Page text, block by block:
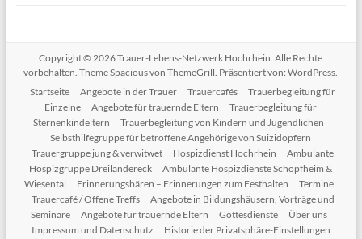
Copyright © 2026Trauer-Lebens-Netzwerk Hochrhein. Alle Rechte
vorbehalten. ThemeSpaciousvon ThemeGrill. Präsentiert von:WordPress.
Startseite
Angebote in der Trauer Trauercafés
Trauerbegleitung für
Einzelne
Angebote für trauernde Eltern
Trauerbegleitung für
Sternenkindeltern
Trauerbegleitung von Kindern und Jugendlichen
Selbsthilfegruppe für betroffene Angehörige von Suizidopfern
Trauergruppe jung & verwitwet
Hospizdienst Hochrhein
Ambulante
Hospizgruppe Dreiländereck
Ambulante Hospizdienste Schopfheim &
Wiesental
Erinnerungsbären – Erinnerungen zum Festhalten
Termine
Trauercafé / Offene Treffs
Angebote in Bildungshäusern, Vorträge und
Seminare
Angebote für trauernde Eltern Gottesdienste
Über uns
Impressum und Datenschutz
Historie der Privatsphäre-Einstellungen